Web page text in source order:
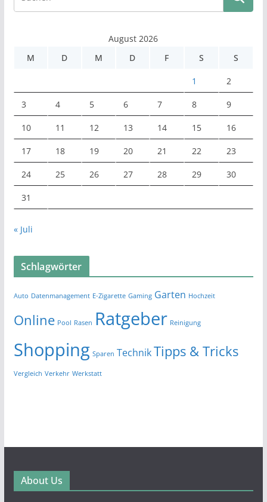
August 2026
M
D M D F S S
1 2
3 4 5 6 7 8 9
10 11 12 13 14 15 16
17 18 19 20 21 22 23
24 25 26 27 28 29 30
31
« Juli
Schlagwörter
Auto Datenmanagement E-Zigarette Gaming Garten Hochzeit
Online Pool Rasen Ratgeber Reinigung
Shopping Sparen TechnikTipps & Tricks
Vergleich Verkehr Werkstatt
About Us